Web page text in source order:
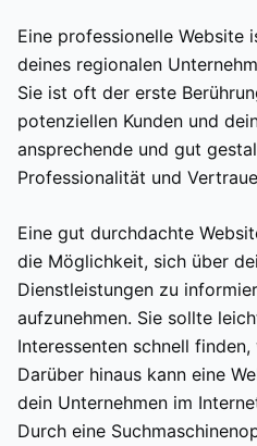
Eine professionelle Website
deines regionalen
Sie ist oft der erste
potenziellen Kunden und
ansprechende und gut
Professionalität und
Eine gut durchdachte
die Möglichkeit, sich über
Dienstleistungen zu
aufzunehmen. Sie sollte
Interessenten schnell
Darüber hinaus kann eine
dein Unternehmen im
Durch eine